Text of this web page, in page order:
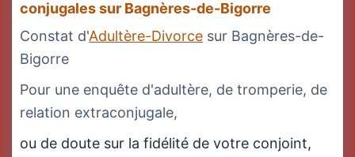
conjugales sur Bagnères-de-Bigorre
Constat d'Adultère-Divorce sur Bagnères-de-
Bigorre
Pour une enquête d'adultère, de tromperie, de
relation extraconjugale,
ou de doute sur la fidélité de votre conjoint,